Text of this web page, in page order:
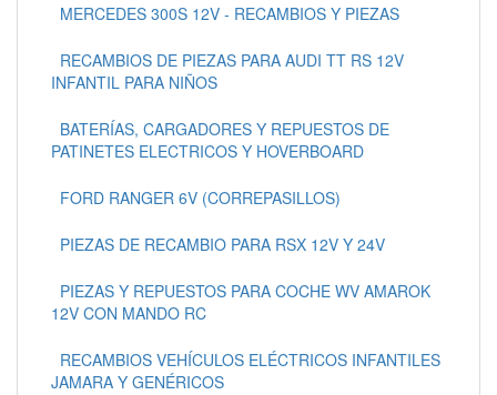
MERCEDES 300S 12V - RECAMBIOS Y PIEZAS
RECAMBIOS DE PIEZAS PARA AUDI TT RS 12V
INFANTIL PARA NIÑOS
BATERÍAS, CARGADORES Y REPUESTOS DE
PATINETES ELECTRICOS Y HOVERBOARD
FORD RANGER 6V (CORREPASILLOS)
PIEZAS DE RECAMBIO PARA RSX 12V Y 24V
PIEZAS Y REPUESTOS PARA COCHE WV AMAROK
12V CON MANDO RC
RECAMBIOS VEHÍCULOS ELÉCTRICOS INFANTILES
JAMARA Y GENÉRICOS